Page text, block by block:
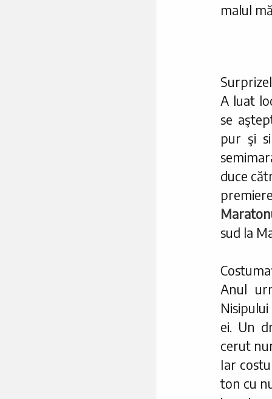
malul
A luat
se
pur şi
duce
sud la
Anul
ei. Un
cerut
Iar
ton cu